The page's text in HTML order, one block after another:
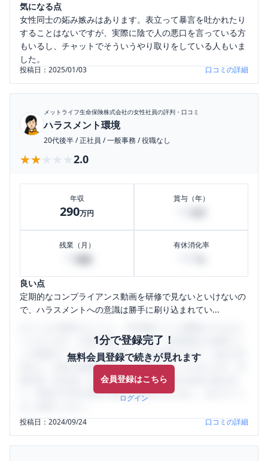
気になる点
女性同士の妬み嫉みはあります。表立って暴言を吐かれたり
することはないですが、実際に陰で人の悪口を言っている方
もいるし、チャットでそういうやり取りをしている人もいま
した。
投稿日：2025/01/03 口コミの詳細
メットライフ生命保険株式会社の女性社員の評判・口コミ
ハラスメント環境
20代後半/正社員 /一般事務 /役職なし
★★★★★
★★★★★ 2.0
年収
290万円
賞与（年）
残業（月） 有休消化率
良い点
定期的なコンプライアンス動画を研修で見ないといけないの
で、ハラスメントへの意識は勝手に刷り込まれてい...
1分で登録完了！
無料会員登録で続きが見れます
会員登録はこちら
ログイン
うになります。SHEHUB(シーハブ)は、女性限定の企業口コ
ミの投稿サイトです。給与面・女性の働きやすさ・会社の評
判など、女性の転職は気にすべき点がたくさんあります。先
輩社員（元社員）の口コミを通して、本当の会社の姿を知
り、将来の不安や現在の悩みを解消するために、ぜひサイト
投稿日：2024/09/24 口コミの詳細